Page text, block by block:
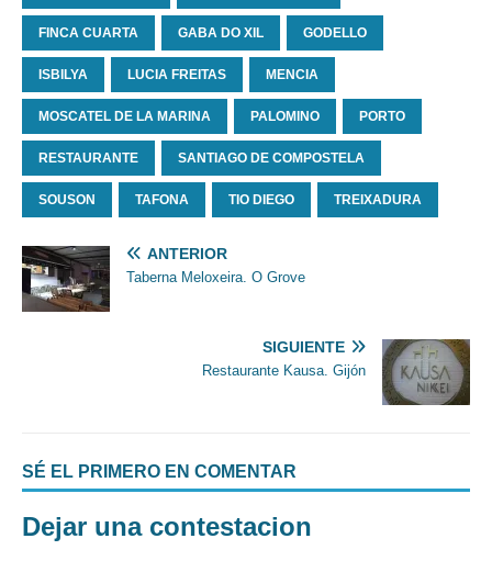
FINCA CUARTA GABA DO XIL GODELLO
ISBILYA LUCIA FREITAS MENCIA
MOSCATEL DE LA MARINA PALOMINO PORTO
RESTAURANTE SANTIAGO DE COMPOSTELA
SOUSON TAFONA TIO DIEGO TREIXADURA
ANTERIOR
Taberna Meloxeira. O Grove
SIGUIENTE
Restaurante Kausa. Gijón
SÉ EL PRIMERO EN COMENTAR
Dejar una contestacion